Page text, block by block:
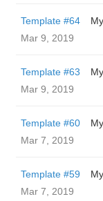
Template #64
Mar 9, 2019
Template #63
Mar 9, 2019
Template #60
Mar 7, 2019
Template #59
Mar 7, 2019